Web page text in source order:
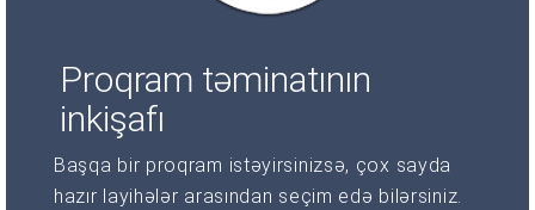
Proqram təminatının
inkişafı
Başqa bir proqram istəyirsinizsə, çox sayda
hazır layihələr arasından seçim edə bilərsiniz.